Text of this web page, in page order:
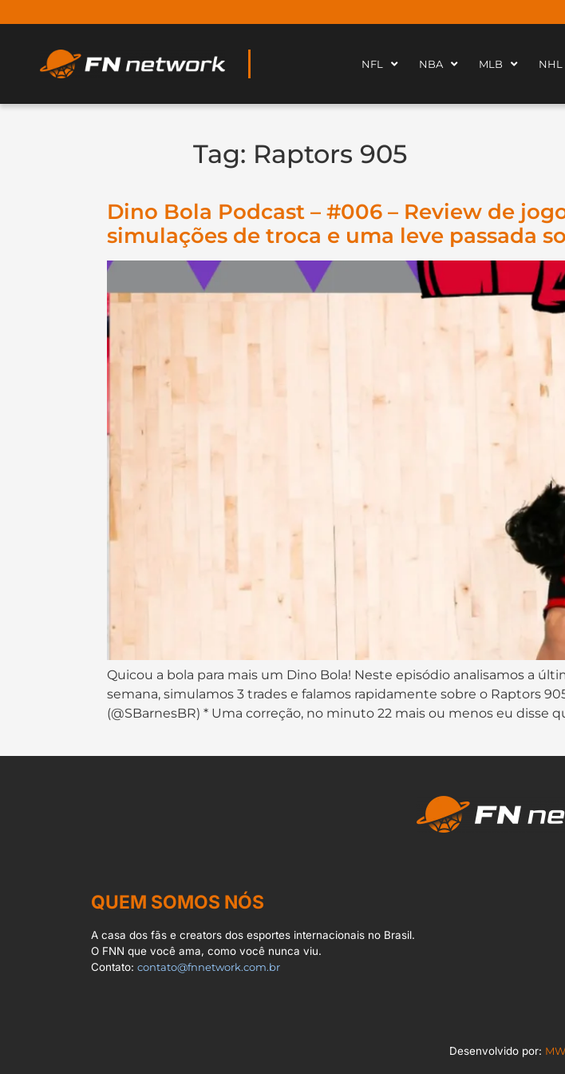
NFL NBA MLB NHL
Tag: Raptors 905
Dino Bola Podcast – #006 – Review de
simulações de troca e uma leve passada
Quicou a bola para mais um Dino Bola! Neste episódio analisamos a
semana, simulamos 3 trades e falamos rapidamente sobre o Raptors
(@SBarnesBR) * Uma correção, no minuto 22 mais ou menos eu disse
QUEM SOMOS NÓS
A casa dos fãs e creators dos esportes internacionais no Brasil.
O FNN que você ama, como você nunca viu.
Contato:contato@fnnetwork.com.br
Desenvolvido por: